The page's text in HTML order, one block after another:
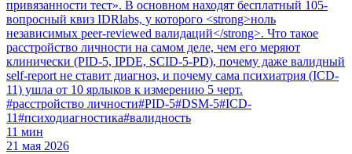
привязанности тест». В основном находят бесплатный 105-
вопросный квиз IDRlabs, у которого <strong>ноль
независимых peer-reviewed валидаций</strong>. Что такое
расстройство личности на самом деле, чем его меряют
клинически (PID-5, IPDE, SCID-5-PD), почему даже валидный
self-report не ставит диагноз, и почему сама психиатрия (ICD-
11) ушла от 10 ярлыков к измерению 5 черт.
#расстройство личности#PID-5#DSM-5#ICD-
11#психодиагностика#валидность
11 мин
21 мая 2026